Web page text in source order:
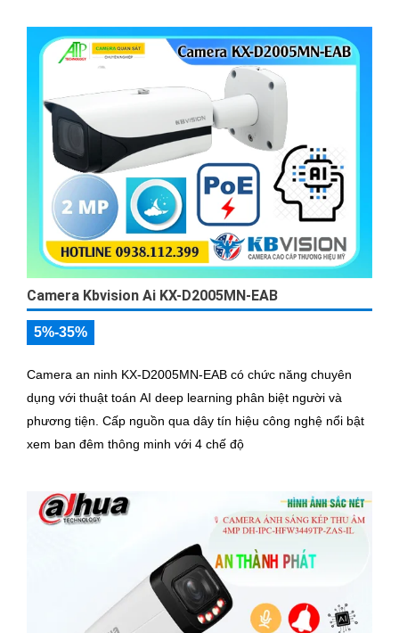
Camera Kbvision Ai KX-D2005MN-EAB
5%-35%
Camera an ninh KX-D2005MN-EAB có chức năng chuyên
dụng với thuật toán AI deep learning phân biệt người và
phương tiện. Cấp nguồn qua dây tín hiệu công nghệ nổi bật
xem ban đêm thông minh với 4 chế độ